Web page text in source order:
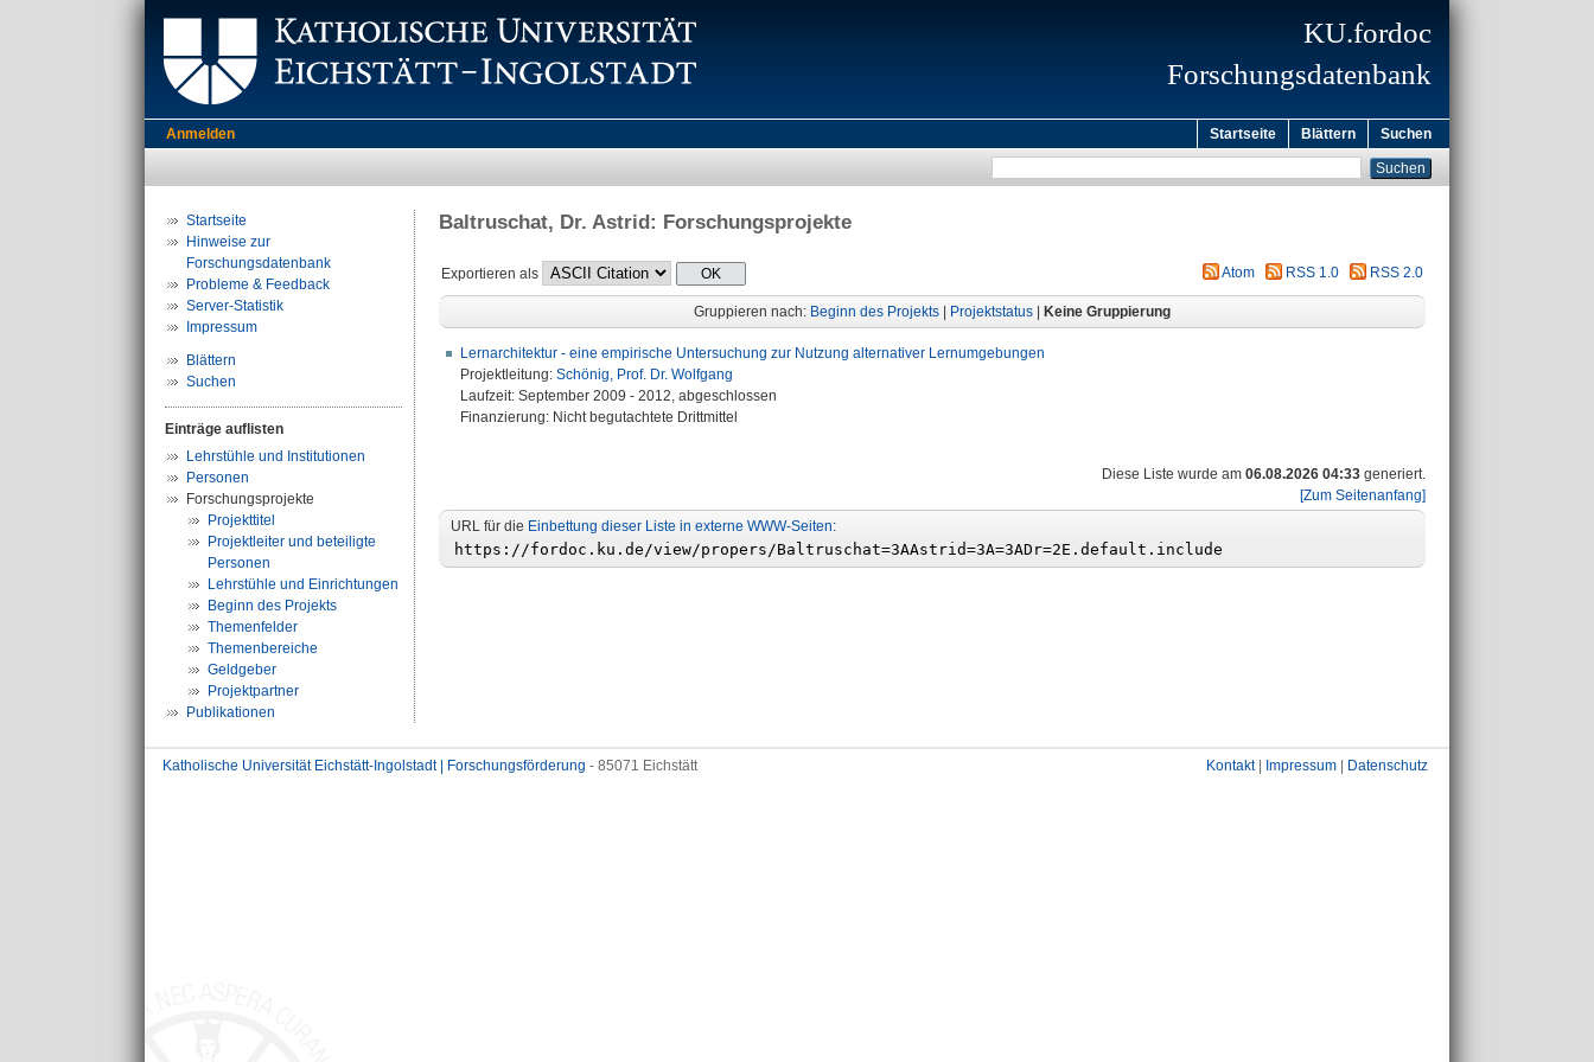
KU.fordoc
Forschungsdatenbank
Anmelden Startseite Blättern Suchen
Startseite
Hinweise zur
Forschungsdatenbank
Probleme & Feedback
Server-Statistik
Impressum
Blättern
Suchen
Einträge auflisten
Lehrstühle und Institutionen
Personen
Forschungsprojekte
Projekttitel
Projektleiter und beteiligte
Personen
Lehrstühle und Einrichtungen
Beginn des Projekts
Themenfelder
Themenbereiche
Geldgeber
Projektpartner
Publikationen
Baltruschat, Dr. Astrid: Forschungsprojekte
Exportieren als Atom RSS 1.0 RSS 2.0
Gruppieren nach: Beginn des Projekts Projektstatus Keine Gruppierung
Lernarchitektur - eine empirische Untersuchung zur Nutzung alternativer Lernumgebungen
Projektleitung: Schönig, Prof. Dr. Wolfgang
Laufzeit: September 2009 - 2012, abgeschlossen
Finanzierung: Nicht begutachtete Drittmittel
Diese Liste wurde am 06.08.2026 04:33 generiert.
[Zum Seitenanfang]
URL für die Einbettung dieser Liste in externe WWW-Seiten:
Katholische Universität Eichstätt-Ingolstadt | Forschungsförderung - 85071 Eichstätt Kontakt| Impressum Datenschutz